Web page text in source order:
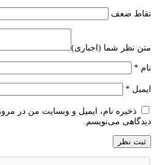
نقاط ضعف
متن نظر شما (اجباری)
نام *
ایمیل *
ذخیره نام، ایمیل و وبسایت من در
دیدگاهی می‌نویسم.